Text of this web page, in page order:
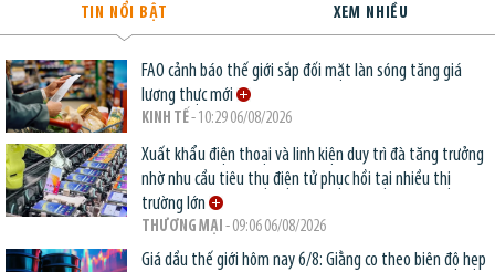
TIN NỔI BẬT XEM NHIỀU
FAO cảnh báo thế giới sắp đối mặt làn sóng tăng giá
lương thực mới
KINH TẾ- 10:29 06/08/2026
Xuất khẩu điện thoại và linh kiện duy trì đà tăng trưởng
nhờ nhu cầu tiêu thụ điện tử phục hồi tại nhiều thị
trường lớn
THƯƠNG MẠI - 09:06 06/08/2026
Giá dầu thế giới hôm nay 6/8: Giằng co theo biên độ hẹp